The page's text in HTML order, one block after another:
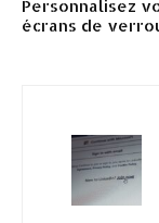
Personnalisez
écrans de